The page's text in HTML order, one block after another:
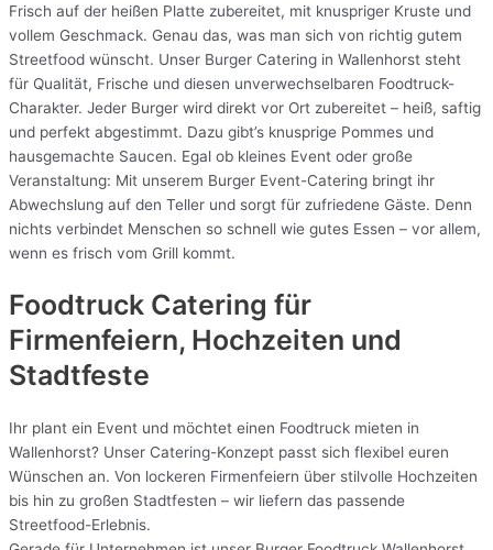
Frisch auf der heißen Platte zubereitet, mit knuspriger Kruste und
vollem Geschmack. Genau das, was man sich von richtig gutem
Streetfood wünscht. Unser Burger Catering in Wallenhorst steht
für Qualität, Frische und diesen unverwechselbaren Foodtruck-
Charakter. Jeder Burger wird direkt vor Ort zubereitet – heiß, saftig
und perfekt abgestimmt. Dazu gibt’s knusprige Pommes und
hausgemachte Saucen. Egal ob kleines Event oder große
Veranstaltung: Mit unserem Burger Event-Catering bringt ihr
Abwechslung auf den Teller und sorgt für zufriedene Gäste. Denn
nichts verbindet Menschen so schnell wie gutes Essen – vor allem,
wenn es frisch vom Grill kommt.
Foodtruck Catering für
Firmenfeiern, Hochzeiten und
Stadtfeste
Ihr plant ein Event und möchtet einen Foodtruck mieten in
Wallenhorst? Unser Catering-Konzept passt sich flexibel euren
Wünschen an. Von lockeren Firmenfeiern über stilvolle Hochzeiten
bis hin zu großen Stadtfesten – wir liefern das passende
Streetfood-Erlebnis.